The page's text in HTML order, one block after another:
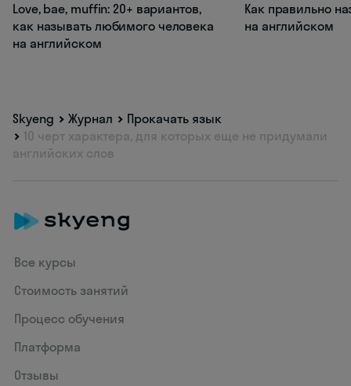
Love, bae, muffin: 20+ вариантов,
как называть любимого человека
на английском
Как правильно
на английском
Skyeng Журнал
Прокачать язык
10 черт характера, для которых еще не придумали
английских слов
Все курсы
Стоимость занятий
Процесс обучения
Платформа
Отзывы